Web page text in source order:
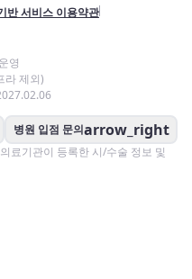
반 서비스 이용약관
영
라 제외)
병원 입점 문의arrow_right
료기관이 등록한 시/수술 정보 및